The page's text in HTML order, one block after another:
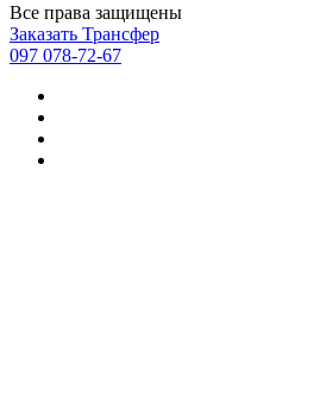
Все права защищены
Заказать Трансфер
097 078-72-67